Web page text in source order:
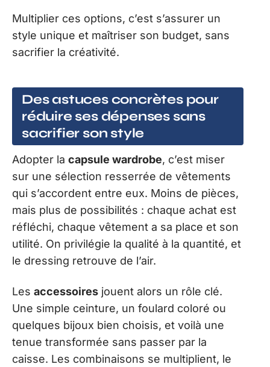
Multiplier ces options, c’est s’assurer un
style unique et maîtriser son budget, sans
sacrifier la créativité.
Des astuces concrètes pour
réduire ses dépenses sans
sacrifier son style
Adopter la capsule wardrobe, c’est miser
sur une sélection resserrée de vêtements
qui s’accordent entre eux. Moins de pièces,
mais plus de possibilités : chaque achat est
réfléchi, chaque vêtement a sa place et son
utilité. On privilégie la qualité à la quantité, et
le dressing retrouve de l’air.
Les accessoires jouent alors un rôle clé.
Une simple ceinture, un foulard coloré ou
quelques bijoux bien choisis, et voilà une
tenue transformée sans passer par la
caisse. Les combinaisons se multiplient, le